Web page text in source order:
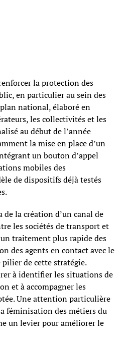
la protection des
en particulier au sein des
national, élaboré en
les collectivités et les
au début de l’année
la mise en place d’un
un bouton d’appel
mobiles des
de dispositifs déjà testés
de la création d’un canal de
les sociétés de transport et
traitement plus rapide des
des agents en contact avec le
de cette stratégie.
à identifier les situations de
et à accompagner les
Une attention particulière
féminisation des métiers du
un levier pour améliorer le